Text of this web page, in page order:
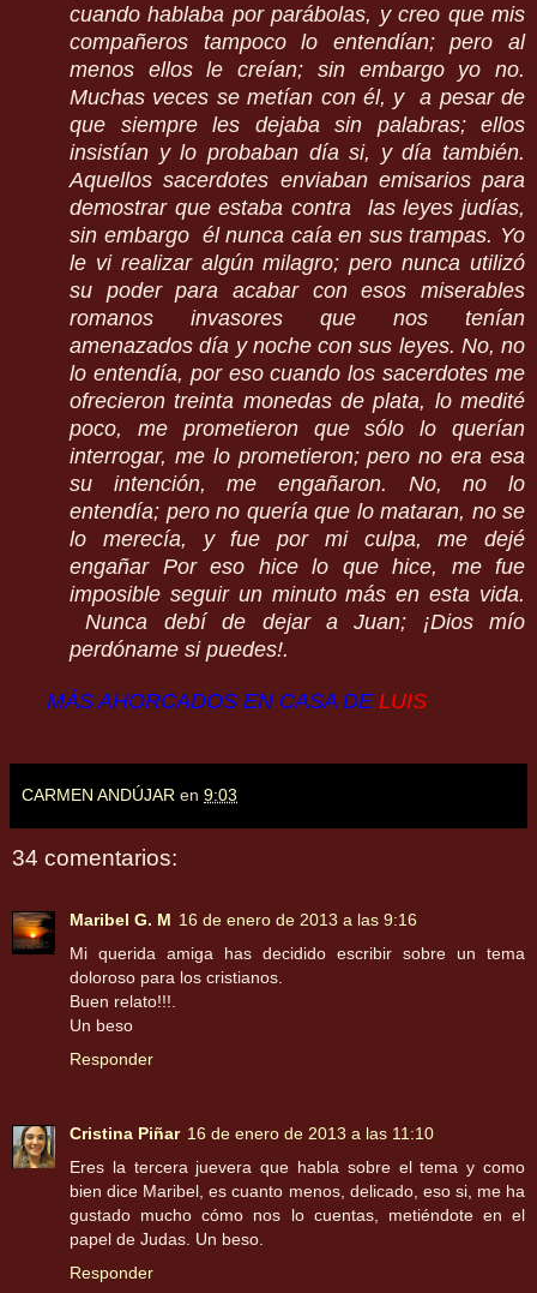
cuando hablaba por parábolas, y creo que mis
compañeros tampoco lo entendían; pero al
menos ellos le creían; sin embargo yo no.
Muchas veces se metían con él, y a pesar de
que siempre les dejaba sin palabras; ellos
insistían y lo probaban día si, y día también.
Aquellos sacerdotes enviaban emisarios para
demostrar que estaba contra las leyes judías,
sin embargo él nunca caía en sus trampas. Yo
le vi realizar algún milagro; pero nunca utilizó
su poder para acabar con esos miserables
romanos invasores que nos tenían
amenazados día y noche con sus leyes. No, no
lo entendía, por eso cuando los sacerdotes me
ofrecieron treinta monedas de plata, lo medité
poco, me prometieron que sólo lo querían
interrogar, me lo prometieron; pero no era esa
su intención, me engañaron. No, no lo
entendía; pero no quería que lo mataran, no se
lo merecía, y fue por mi culpa, me dejé
engañar Por eso hice lo que hice, me fue
imposible seguir un minuto más en esta vida.
Nunca debí de dejar a Juan; ¡Dios mío
perdóname si puedes!.
MÁS AHORCADOS EN CASA DE LUIS
CARMEN ANDÚJAR en 9:03
34 comentarios:
Maribel G. M 16 de enero de 2013 a las 9:16
Mi querida amiga has decidido escribir sobre un tema
doloroso para los cristianos.
Buen relato!!!.
Un beso
Responder
Cristina Piñar 16 de enero de 2013 a las 11:10
Eres la tercera juevera que habla sobre el tema y como
bien dice Maribel, es cuanto menos, delicado, eso si, me ha
gustado mucho cómo nos lo cuentas, metiéndote en el
papel de Judas. Un beso.
Responder